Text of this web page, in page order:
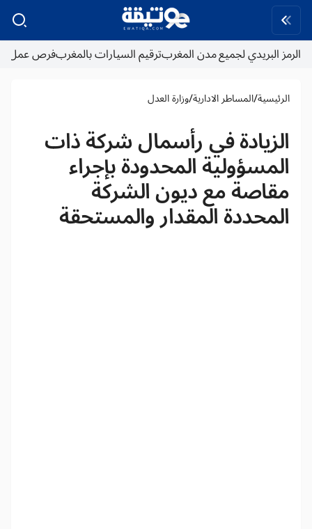
الرمز البريدي لجميع مدن المغربترقيم السيارات بالمغربفرص عمل
الرئيسية/المساطر الادارية/وزارة العدل
الزيادة في رأسمال شركة ذات
المسؤولية المحدودة بإجراء
مقاصة مع ديون الشركة
المحددة المقدار والمستحقة